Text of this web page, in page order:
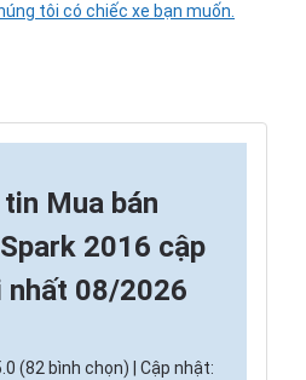
tôi có chiếc xe bạn muốn.
Mua bán
2016 cập
nhất 08/2026
(82 bình chọn) | Cập nhật: